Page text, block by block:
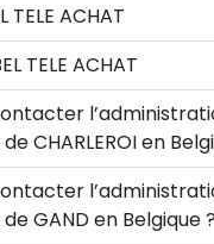
TELE ACHAT
TELE ACHAT
CHARLEROI en
GAND en Belgique ?